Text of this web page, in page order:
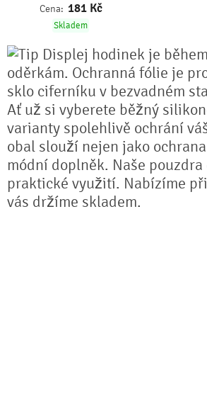
Cena: 181 Kč
Skladem
Displej hodinek je
oděrkám. Ochranná fólie je
sklo ciferníku v bezvadném
Ať už si vyberete běžný
varianty spolehlivě ochrání
obal slouží nejen jako
módní doplněk. Naše
praktické využití. Nabízíme
vás držíme skladem.